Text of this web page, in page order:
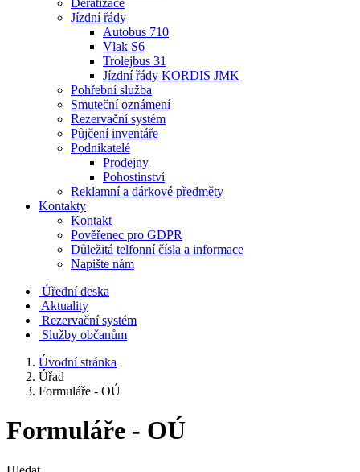
Deratizace
Jízdní řády
Autobus 710
Vlak S6
Trolejbus 31
Jízdní řády KORDIS JMK
Pohřební služba
Smuteční oznámení
Rezervační systém
Půjčení inventáře
Podnikatelé
Prodejny
Pohostinství
Reklamní a dárkové předměty
Kontakty
Kontakt
Pověřenec pro GDPR
Důležitá telfonní čísla a informace
Napište nám
Úřední deska
Aktuality
Rezervační systém
Služby občanům
Úvodní stránka
Úřad
Formuláře - OÚ
Formuláře - OÚ